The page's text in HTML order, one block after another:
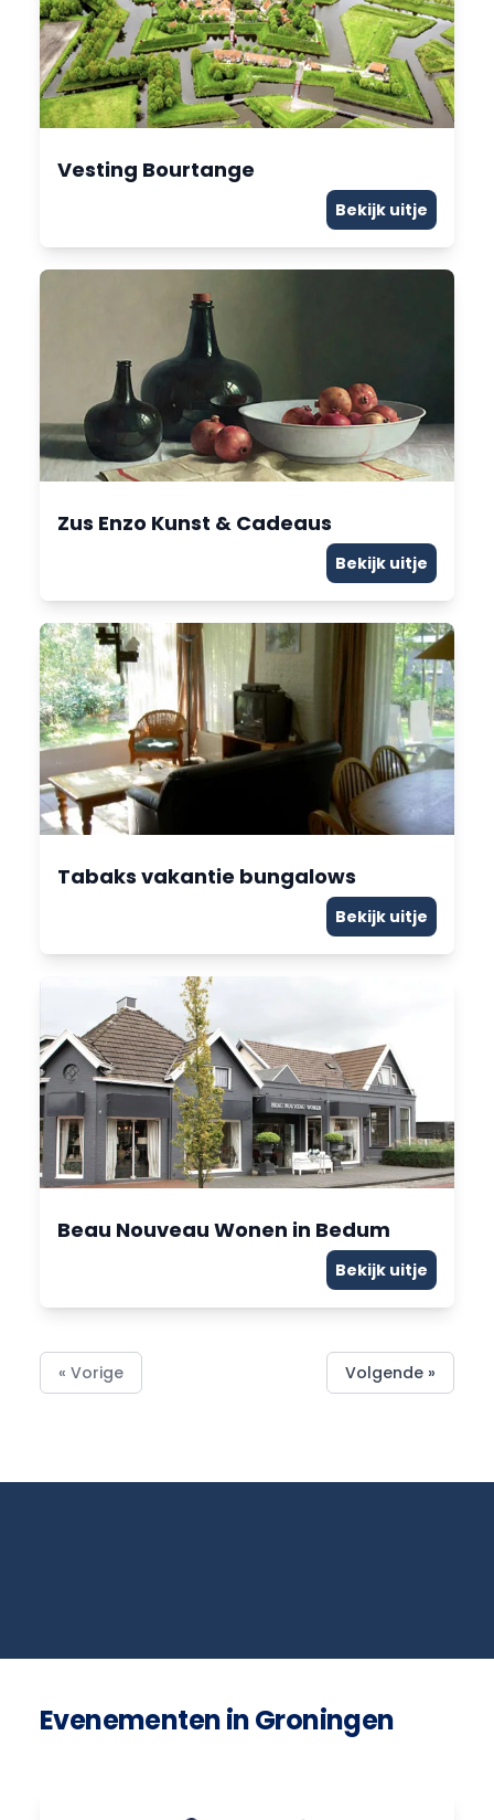
Vesting Bourtange
Bekijk uitje
Zus Enzo Kunst & Cadeaus
Bekijk uitje
Tabaks vakantie bungalows
Bekijk uitje
Beau Nouveau Wonen in Bedum
Bekijk uitje
« Vorige Volgende »
Evenementen in Groningen